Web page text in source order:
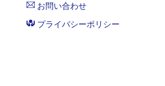
お問い合わせ
プライバシーポリシー